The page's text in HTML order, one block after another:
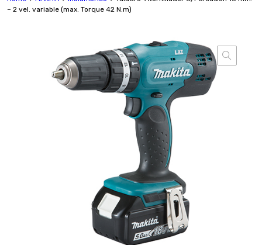
– 2 vel. variable (max. Torque 42 N.m)